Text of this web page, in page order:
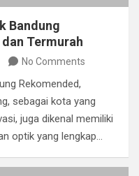
Bandung
Termurah
No Comments
Rekomended,
sebagai kota yang
juga dikenal memiliki
optik yang lengkap…